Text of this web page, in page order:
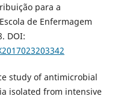
para a
de Enfermagem
DOI:
study of antimicrobial
isolated from intensive